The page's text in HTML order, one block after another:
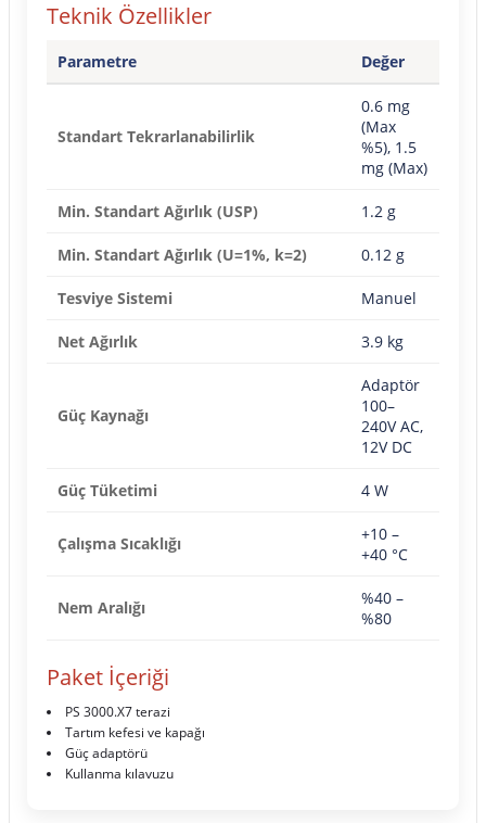
Teknik Özellikler
Parametre Değer
Standart Tekrarlanabilirlik
0.6 mg
(Max
%5), 1.5
mg (Max)
Min. Standart Ağırlık (USP) 1.2 g
Min. Standart Ağırlık (U=1%, k=2) 0.12 g
Tesviye Sistemi Manuel
Net Ağırlık 3.9 kg
Güç Kaynağı
Adaptör
100–
240V AC,
12V DC
Güç Tüketimi 4 W
Çalışma Sıcaklığı
+10 –
+40 °C
Nem Aralığı
%40 –
%80
Paket İçeriği
PS 3000.X7 terazi
Tartım kefesi ve kapağı
Güç adaptörü
Kullanma kılavuzu